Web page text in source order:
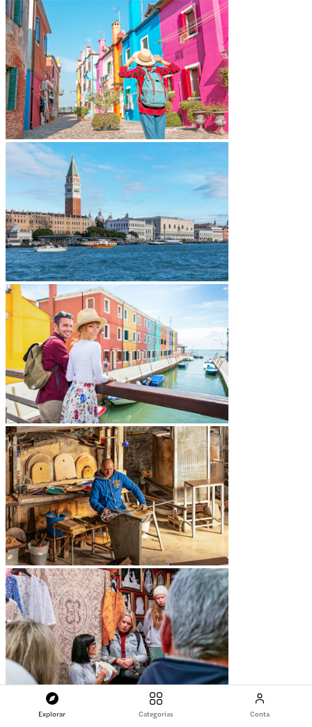
Explorar Categorias Conta